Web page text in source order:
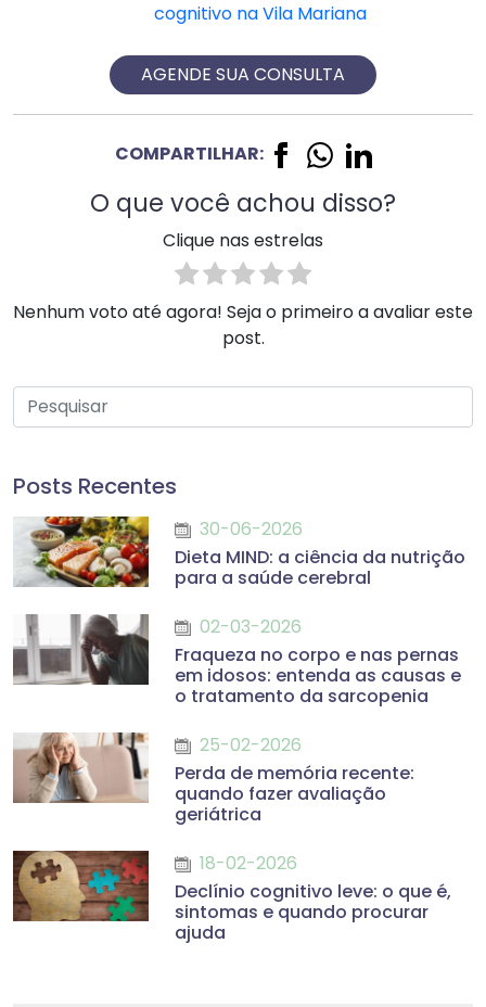
cognitivo na Vila Mariana
AGENDE SUA CONSULTA
COMPARTILHAR:
O que você achou disso?
Clique nas estrelas
Nenhum voto até agora! Seja o primeiro a avaliar este
post.
Posts Recentes
30-06-2026
Dieta MIND: a ciência da nutrição
para a saúde cerebral
02-03-2026
Fraqueza no corpo e nas pernas
em idosos: entenda as causas e
o tratamento da sarcopenia
25-02-2026
Perda de memória recente:
quando fazer avaliação
geriátrica
18-02-2026
Declínio cognitivo leve: o que é,
sintomas e quando procurar
ajuda